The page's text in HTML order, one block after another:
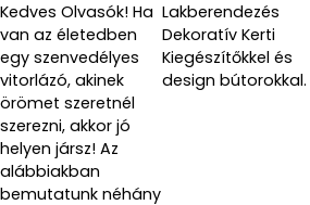
Kedves Olvasók! Ha
van az életedben
egy szenvedélyes
vitorlázó, akinek
örömet szeretnél
szerezni, akkor jó
helyen jársz! Az
alábbiakban
bemutatunk néhány
Lakberendezés
Dekoratív Kerti
Kiegészítőkkel és
design bútorokkal.